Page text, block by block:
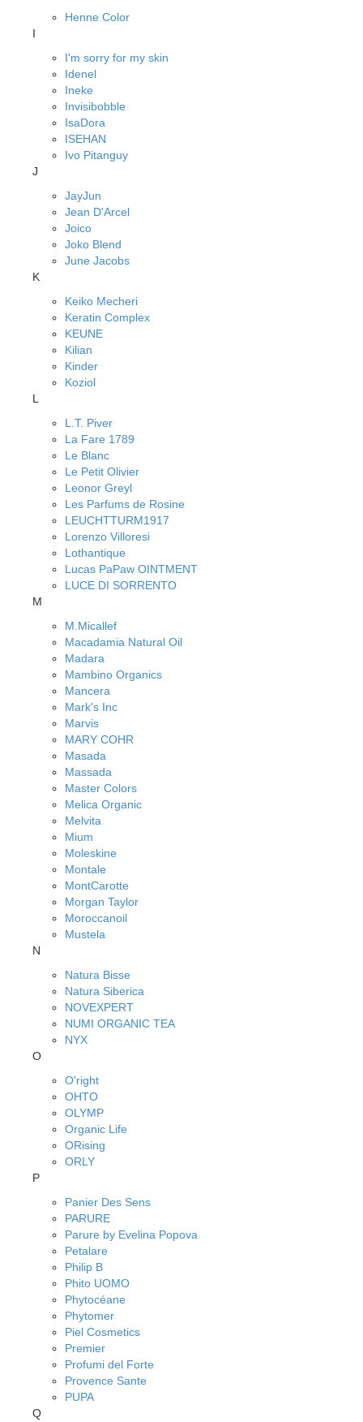
Henne Color
I
I'm sorry for my skin
Idenel
Ineke
Invisibobble
IsaDora
ISEHAN
Ivo Pitanguy
J
JayJun
Jean D'Arcel
Joico
Joko Blend
June Jacobs
K
Keiko Mecheri
Keratin Complex
KEUNE
Kilian
Kinder
Koziol
L
L.T. Piver
La Fare 1789
Le Blanc
Le Petit Olivier
Leonor Greyl
Les Parfums de Rosine
LEUCHTTURM1917
Lorenzo Villoresi
Lothantique
Lucas PaPaw OINTMENT
LUCE DI SORRENTO
M
M.Micallef
Macadamia Natural Oil
Madara
Mambino Organics
Mancera
Mark's Inc
Marvis
MARY COHR
Masada
Massada
Master Colors
Melica Organic
Melvita
Mium
Moleskine
Montale
MontCarotte
Morgan Taylor
Moroccanoil
Mustela
N
Natura Bisse
Natura Siberica
NOVEXPERT
NUMI ORGANIC TEA
NYX
O
O'right
OHTO
OLYMP
Organic Life
ORising
ORLY
P
Panier Des Sens
PARURE
Parure by Evelina Popova
Petalare
Philip B
Phito UOMO
Phytocéane
Phytomer
Piel Cosmetics
Premier
Profumi del Forte
Provence Sante
PUPA
Q